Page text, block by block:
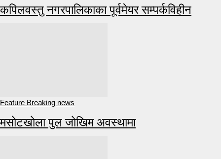
कपिलवस्तु नगरपालिकाका पूर्वमेयर सम्पर्कविहीन
Feature Breaking news
मसोटखोला पुल जोखिम अवस्थामा